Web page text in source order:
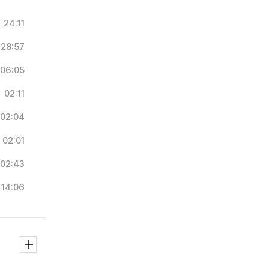
24:11
28:57
06:05
02:11
02:04
02:01
02:43
14:06